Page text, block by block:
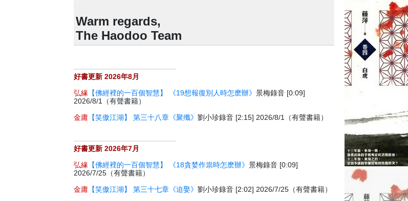
Warm regards,
The Haodoo Team
好書更新 2026年8月
弘緣 【佛經裡的一百個智慧】 《19想報復別人時怎麽辦》景梅錄音 [0:09]
2026/8/1（有聲書籍）
金庸 【笑傲江湖】 第三十八章《聚殲》劉小珍錄音 [2:15] 2026/8/1（有聲書籍）
好書更新 2026年7月
弘緣 【佛經裡的一百個智慧】 《18貪婪作祟時怎麽辦》景梅錄音 [0:09]
2026/7/25（有聲書籍）
金庸 【笑傲江湖】 第三十七章《迫娶》劉小珍錄音 [2:02] 2026/7/25（有聲書籍）